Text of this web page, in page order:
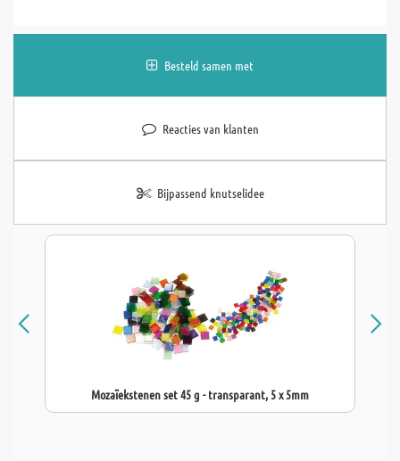
Besteld samen met
Reacties van klanten
Bijpassend knutselidee
Mozaïekstenen set 45 g - transparant, 5 x 5mm